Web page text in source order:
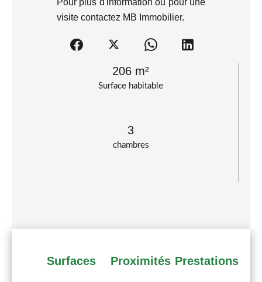
Surface habitable
206 m²
chambres
3
Pour plus d'information ou pour une
visite contactez MB Immobilier.
Surfaces Proximités Prestations